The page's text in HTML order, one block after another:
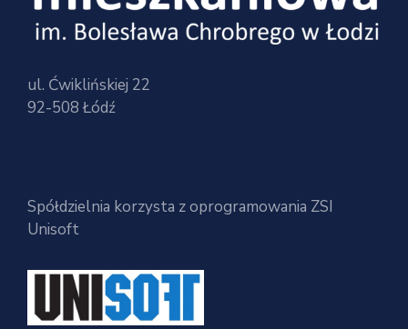
ul. Ćwiklińskiej 22
92-508 Łódź
Spółdzielnia korzysta z oprogramowania ZSI
Unisoft